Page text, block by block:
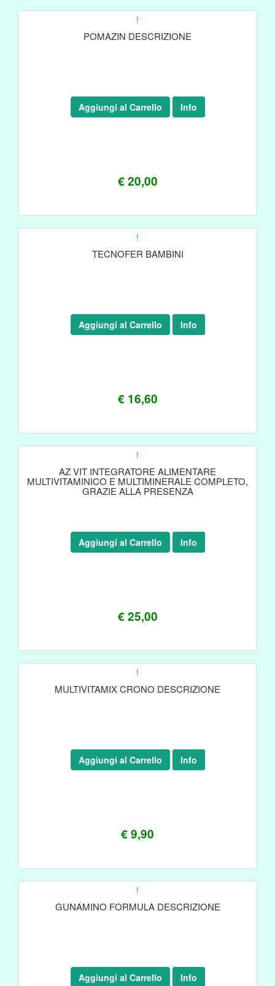
!
POMAZIN DESCRIZIONE
€ 20,00
Aggiungi al Carrello Info
!
TECNOFER BAMBINI
€ 16,60
Aggiungi al Carrello Info
!
AZ VIT INTEGRATORE ALIMENTARE
MULTIVITAMINICO E MULTIMINERALE COMPLETO,
GRAZIE ALLA PRESENZA
€ 25,00
Aggiungi al Carrello Info
!
MULTIVITAMIX CRONO DESCRIZIONE
€ 9,90
Aggiungi al Carrello Info
!
GUNAMINO FORMULA DESCRIZIONE
Aggiungi al Carrello Info